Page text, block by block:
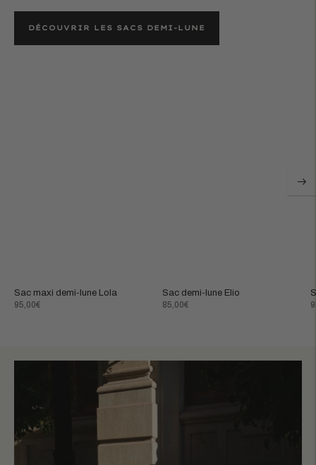
DÉCOUVRIR LES SACS DEMI-LUNE
Sac maxi demi-lune Lola
Prix
95,00€
Sac demi-lune Elio
Prix
85,00€